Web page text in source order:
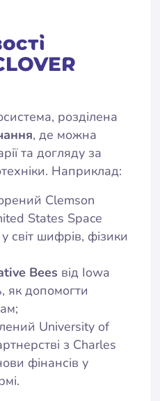
розділена
, де можна
та догляду за
Наприклад:
Clemson
States Space
світ шифрів, фізики
Bees від Iowa
як допомогти
University of
з Charles
фінансів у